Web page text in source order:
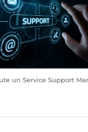
un Service Support